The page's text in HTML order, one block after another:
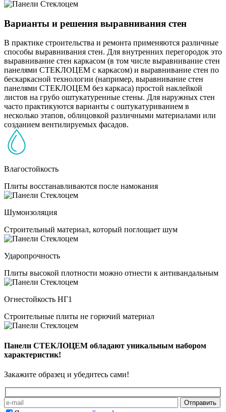
Варианты и решения выравнивания стен
В практике строительства и ремонта применяются различные
способы выравнивания стен. Для внутренних перегородок это
выравнивание стен каркасом (в том числе выравнивание стен
панелями СТЕКЛОЦЕМ с каркасом) и выравнивание стен по
бескаркасной технологии (например, выравнивание стен
панелями СТЕКЛОЦЕМ без каркаса) простой наклейкой
листов на грубо оштукатуренные стены. Для наружных стен
часто практикуются варианты с оштукатуриванием в
несколько этапов, облицовкой различными материалами или
созданием вентилируемых фасадов.
Влагостойкость
Плиты восстанавливаются после намокания
Шумоизоляция
Строительный материал, который поглощает шум
Ударопрочность
Плиты высокой плотности можно отнести к антивандальным
Огнестойкость НГ1
Строительные плиты не горючий материал
Панели СТЕКЛОЦЕМ обладают уникальным набором
характеристик!
Закажите образец и убедитесь сами!
Оставьте это поле пустым